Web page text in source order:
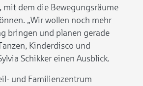
mit dem die Bewegungsräume
„Wir wollen noch mehr
bringen und planen gerade
Kinderdisco und
Schikker einen Ausblick.
und Familienzentrum